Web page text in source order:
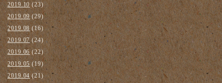
2019.10(23)
2019.09(29)
2019.08(16)
2019.07(24)
2019.06(22)
2019.05(19)
2019.04(21)